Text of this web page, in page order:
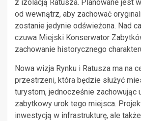
z izolacją Ratusza. Planowane jest
od wewnątrz, aby zachować
zostanie jedynie odświeżona. Nad
czuwa Miejski Konserwator
zachowanie historycznego
Nowa wizja Rynku i Ratusza ma na
przestrzeni, która będzie służyć
turystom, jednocześnie zachowując
zabytkowy urok tego miejsca.
inwestycją w infrastrukturę, ale